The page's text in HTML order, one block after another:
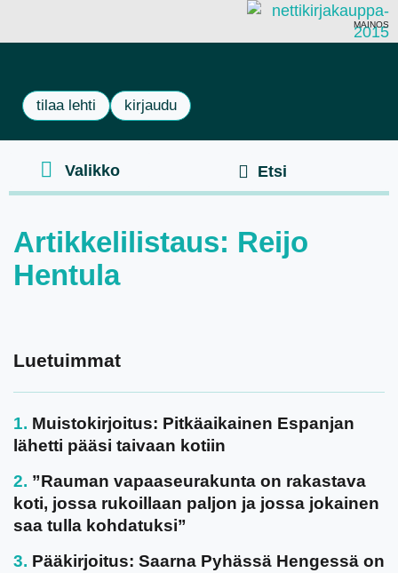
MAINOS
tilaa lehti kirjaudu
Artikkelilistaus: Reijo
Hentula
Luetuimmat
Muistokirjoitus: Pitkäaikainen Espanjan
lähetti pääsi taivaan kotiin
”Rauman vapaaseurakunta on rakastava
koti, jossa rukoillaan paljon ja jossa jokainen
saa tulla kohdatuksi”
Pääkirjoitus: Saarna Pyhässä Hengessä on